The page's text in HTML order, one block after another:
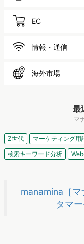
EC
情報・通信
海外市場
最
マ
Z世代 マーケティング用
検索キーワード分析
manamina［
タマ